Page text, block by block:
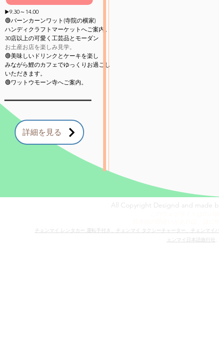
▶️9.30～14.00
🟢バーンカーンワット(寺院の横家)
ハンディクラフト マーケットへご案内。
30店以上の可愛く工芸品とモーダン
お土産お店を楽しみ見学。
🟢美味しいドリンクとケーキを楽し
みながら鯉のカフェでゆっくりお過ごし
いただきます。
🟢ワットウモーン寺へご案内。
詳細を見る
All Copyright Designd and made
​チェンマイ レンタカー 運転手付き、 チェンマイ タクシーチャーター、 チェンマイ
ェンマイ日本語旅行社